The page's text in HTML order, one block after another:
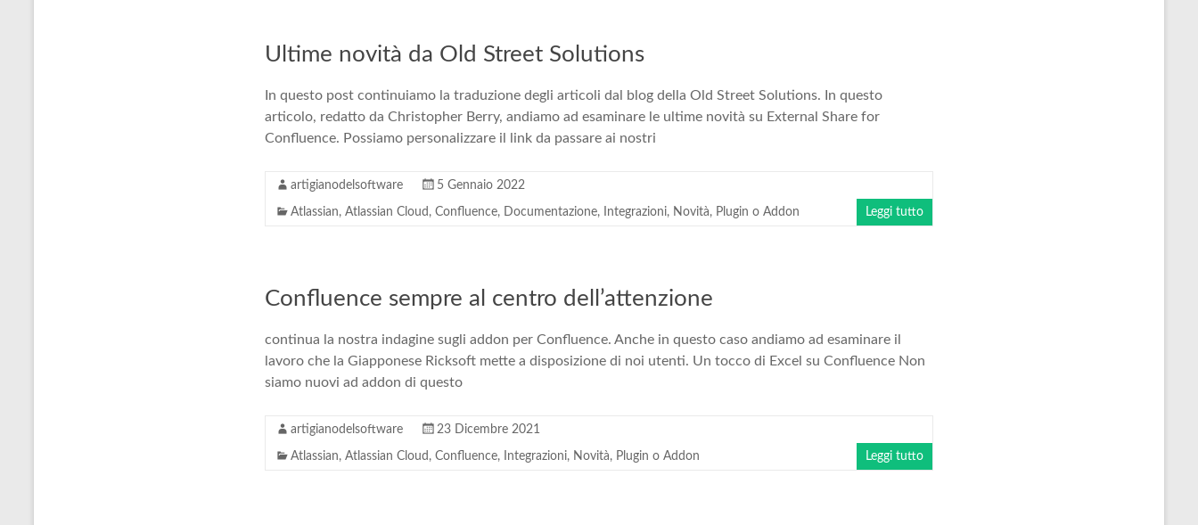
Ultime novità da Old Street Solutions
In questo post continuiamo la traduzione degli articoli dal blog della Old Street Solutions. In questo
articolo, redatto da Christopher Berry, andiamo ad esaminare le ultime novità su External Share for
Confluence. Possiamo personalizzare il link da passare ai nostri
artigianodelsoftware 5 Gennaio 2022
Atlassian, Atlassian Cloud , Confluence, Documentazione, Integrazioni, Novità, Plugin o Addon Leggi tutto
Confluence sempre al centro dell’attenzione
continua la nostra indagine sugli addon per Confluence. Anche in questo caso andiamo ad esaminare il
lavoro che la Giapponese Ricksoft mette a disposizione di noi utenti. Un tocco di Excel su Confluence Non
siamo nuovi ad addon di questo
artigianodelsoftware 23 Dicembre 2021
Atlassian, Atlassian Cloud , Confluence, Integrazioni, Novità, Plugin o Addon Leggi tutto